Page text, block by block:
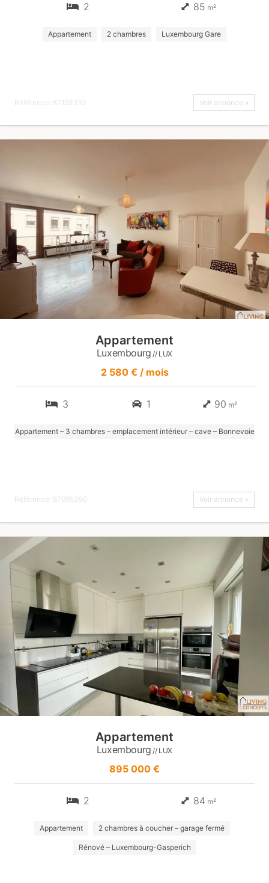
2 85 m²
Appartement 2 chambres Luxembourg Gare
Référence: 87103310 Voir annonce »
Appartement
Luxembourg // LUX
2 580 € / mois
3 1 90 m²
Appartement – 3 chambres – emplacement intérieur – cave – Bonnevoie
Référence: 87095390 Voir annonce »
Appartement
Luxembourg // LUX
895 000 €
2 84 m²
Appartement 2 chambres à coucher – garage fermé
Rénové – Luxembourg-Gasperich